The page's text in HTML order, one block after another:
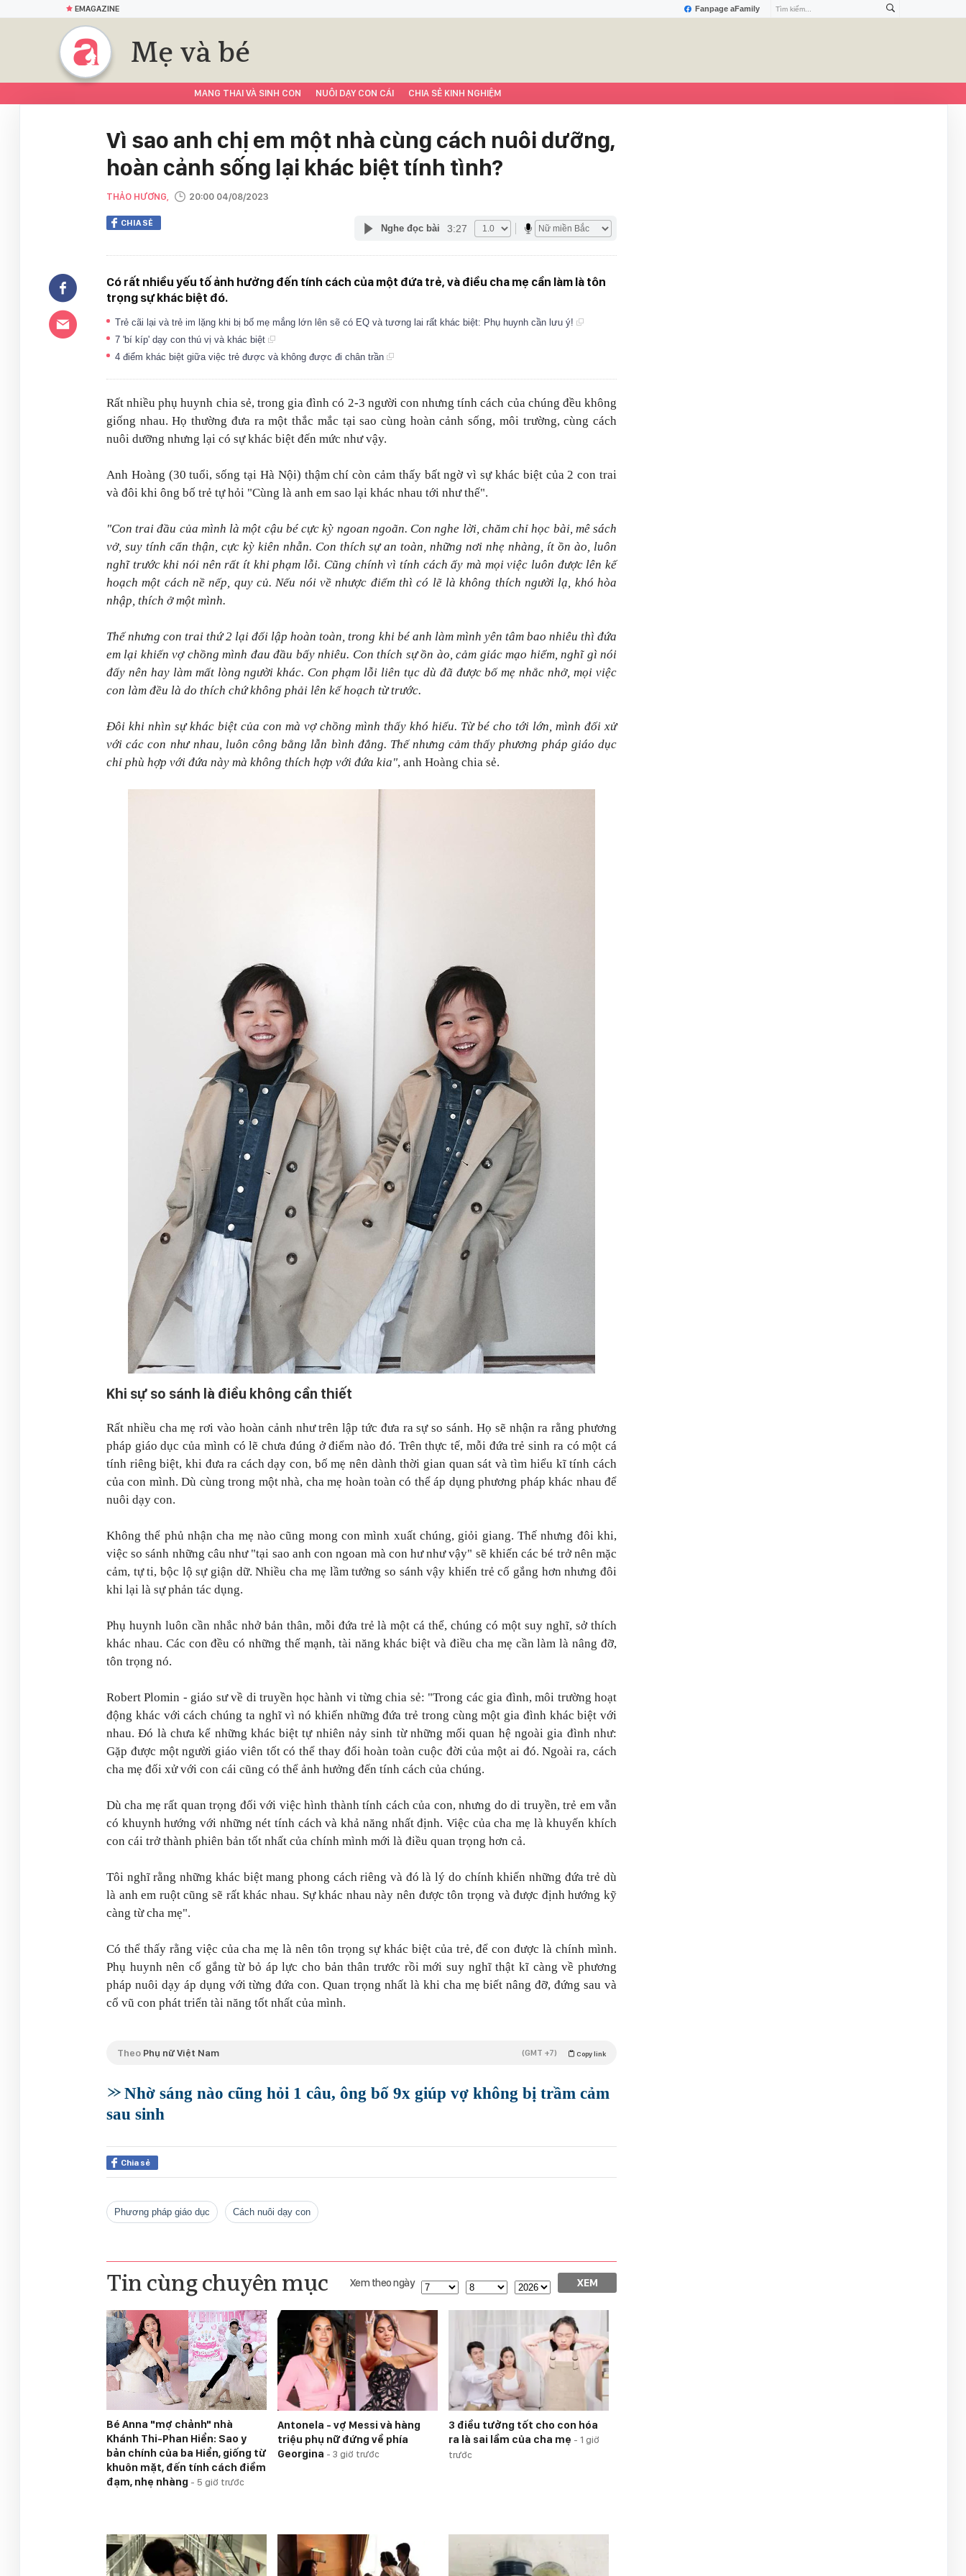
Fanpage aFamily
EMAGAZINE
Mẹ và bé
MANG THAI VÀ SINH CON NUÔI DẠY CON CÁI CHIA SẺ KINH NGHIỆM
Vì sao anh chị em một nhà cùng cách nuôi dưỡng,
hoàn cảnh sống lại khác biệt tính tình?
THẢO HƯƠNG, 20:00 04/08/2023
CHIA SẺ Nghe đọc bài 3:27
Có rất nhiều yếu tố ảnh hưởng đến tính cách của một đứa trẻ, và điều cha mẹ cần làm là tôn
trọng sự khác biệt đó.
Trẻ cãi lại và trẻ im lặng khi bị bố mẹ mắng lớn lên sẽ có EQ và tương lai rất khác biệt: Phụ huynh cần lưu ý!
7 'bí kíp' dạy con thú vị và khác biệt
4 điểm khác biệt giữa việc trẻ được và không được đi chân trần
Rất nhiều phụ huynh chia sẻ, trong gia đình có 2-3 người con nhưng tính cách của chúng đều không
giống nhau. Họ thường đưa ra một thắc mắc tại sao cùng hoàn cảnh sống, môi trường, cùng cách
nuôi dưỡng nhưng lại có sự khác biệt đến mức như vậy.
Anh Hoàng (30 tuổi, sống tại Hà Nội) thậm chí còn cảm thấy bất ngờ vì sự khác biệt của 2 con trai
và đôi khi ông bố trẻ tự hỏi "Cùng là anh em sao lại khác nhau tới như thế".
"Con trai đầu của mình là một cậu bé cực kỳ ngoan ngoãn. Con nghe lời, chăm chỉ học bài, mê sách
vở, suy tính cẩn thận, cực kỳ kiên nhẫn. Con thích sự an toàn, những nơi nhẹ nhàng, ít ồn ào, luôn
nghĩ trước khi nói nên rất ít khi phạm lỗi. Cũng chính vì tính cách ấy mà mọi việc luôn được lên kế
hoạch một cách nề nếp, quy củ. Nếu nói về nhược điểm thì có lẽ là không thích người lạ, khó hòa
nhập, thích ở một mình.
Thế nhưng con trai thứ 2 lại đối lập hoàn toàn, trong khi bé anh làm mình yên tâm bao nhiêu thì đứa
em lại khiến vợ chồng mình đau đầu bấy nhiêu. Con thích sự ồn ào, cảm giác mạo hiểm, nghĩ gì nói
đấy nên hay làm mất lòng người khác. Con phạm lỗi liên tục dù đã được bố mẹ nhắc nhở, mọi việc
con làm đều là do thích chứ không phải lên kế hoạch từ trước.
Đôi khi nhìn sự khác biệt của con mà vợ chồng mình thấy khó hiểu. Từ bé cho tới lớn, mình đối xử
với các con như nhau, luôn công bằng lẫn bình đẳng. Thế nhưng cảm thấy phương pháp giáo dục
chỉ phù hợp với đứa này mà không thích hợp với đứa kia", anh Hoàng chia sẻ.
Khi sự so sánh là điều không cần thiết
Rất nhiều cha mẹ rơi vào hoàn cảnh như trên lập tức đưa ra sự so sánh. Họ sẽ nhận ra rằng phương
pháp giáo dục của mình có lẽ chưa đúng ở điểm nào đó. Trên thực tế, mỗi đứa trẻ sinh ra có một cá
tính riêng biệt, khi đưa ra cách dạy con, bố mẹ nên dành thời gian quan sát và tìm hiểu kĩ tính cách
của con mình. Dù cùng trong một nhà, cha mẹ hoàn toàn có thể áp dụng phương pháp khác nhau để
nuôi dạy con.
Không thể phủ nhận cha mẹ nào cũng mong con mình xuất chúng, giỏi giang. Thế nhưng đôi khi,
việc so sánh những câu như "tại sao anh con ngoan mà con hư như vậy" sẽ khiến các bé trở nên mặc
cảm, tự ti, bộc lộ sự giận dữ. Nhiều cha mẹ lầm tưởng so sánh vậy khiến trẻ cố gắng hơn nhưng đôi
khi lại là sự phản tác dụng.
Phụ huynh luôn cần nhắc nhở bản thân, mỗi đứa trẻ là một cá thể, chúng có một suy nghĩ, sở thích
khác nhau. Các con đều có những thế mạnh, tài năng khác biệt và điều cha mẹ cần làm là nâng đỡ,
tôn trọng nó.
Robert Plomin - giáo sư về di truyền học hành vi từng chia sẻ: "Trong các gia đình, môi trường hoạt
động khác với cách chúng ta nghĩ vì nó khiến những đứa trẻ trong cùng một gia đình khác biệt với
nhau. Đó là chưa kể những khác biệt tự nhiên nảy sinh từ những mối quan hệ ngoài gia đình như:
Gặp được một người giáo viên tốt có thể thay đổi hoàn toàn cuộc đời của một ai đó. Ngoài ra, cách
cha mẹ đối xử với con cái cũng có thể ảnh hưởng đến tính cách của chúng.
Dù cha mẹ rất quan trọng đối với việc hình thành tính cách của con, nhưng do di truyền, trẻ em vẫn
có khuynh hướng với những nét tính cách và khả năng nhất định. Việc của cha mẹ là khuyến khích
con cái trở thành phiên bản tốt nhất của chính mình mới là điều quan trọng hơn cả.
Tôi nghĩ rằng những khác biệt mang phong cách riêng và đó là lý do chính khiến những đứa trẻ dù
là anh em ruột cũng sẽ rất khác nhau. Sự khác nhau này nên được tôn trọng và được định hướng kỹ
càng từ cha mẹ".
Có thể thấy rằng việc của cha mẹ là nên tôn trọng sự khác biệt của trẻ, để con được là chính mình.
Phụ huynh nên cố gắng từ bỏ áp lực cho bản thân trước rồi mới suy nghĩ thật kĩ càng về phương
pháp nuôi dạy áp dụng với từng đứa con. Quan trọng nhất là khi cha mẹ biết nâng đỡ, đứng sau và
cổ vũ con phát triển tài năng tốt nhất của mình.
Theo Phụ nữ Việt Nam Copy link
(GMT +7)
Nhờ sáng nào cũng hỏi 1 câu, ông bố 9x giúp vợ không bị trầm cảm
sau sinh
Chia sẻ
phương pháp giáo dục cách nuôi dạy con
Tin cùng chuyên mục Xem theo ngày XEM
Bé Anna "mợ chảnh" nhà
Khánh Thi-Phan Hiển: Sao y
bản chính của ba Hiển, giống từ
khuôn mặt, đến tính cách điềm
đạm, nhẹ nhàng - 5 giờ trước
Antonela - vợ Messi và hàng
triệu phụ nữ đứng về phía
Georgina - 3 giờ trước
3 điều tưởng tốt cho con hóa
ra là sai lầm của cha mẹ - 1 giờ
trước